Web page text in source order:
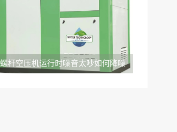
螺杆空压机运行时噪音太吵如何降噪